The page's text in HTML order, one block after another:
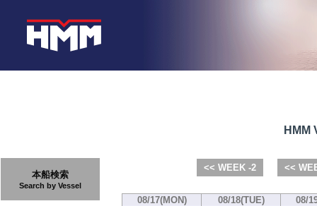
本船検索
Search by Vessel
HMM
<< WEEK -2 <<
08/17(MON) 08/18(TUE) 08/